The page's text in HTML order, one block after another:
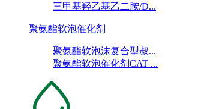
三甲基羟乙基乙二胺/D...
聚氨酯软泡催化剂
聚氨酯软泡沫复合型叔...
聚氨酯软泡催化剂CAT ...